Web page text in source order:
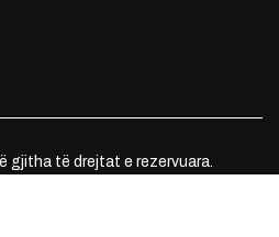
të drejtat e rezervuara.